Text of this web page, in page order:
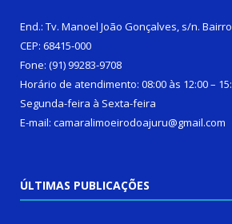
End.: Tv. Manoel João Gonçalves, s/n.
CEP: 68415-000
Fone: (91) 99283-9708
Horário de atendimento: 08:00 às 12:00 –
Segunda-feira à Sexta-feira
E-mail: camaralimoeirodoajuru@gmail.com
ÚLTIMAS PUBLICAÇÕES